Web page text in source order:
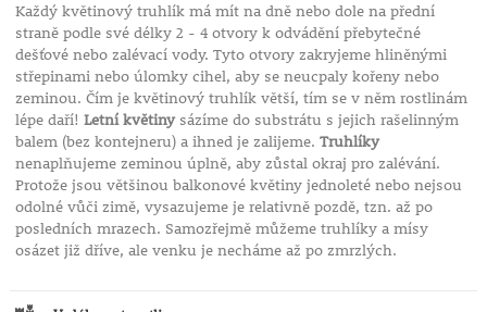
Každý květinový truhlík má mít na dně nebo dole na přední
straně podle své délky 2 - 4 otvory k odvádění přebytečné
dešťové nebo zalévací vody. Tyto otvory zakryjeme hliněnými
střepinami nebo úlomky cihel, aby se neucpaly kořeny nebo
zeminou. Čím je květinový truhlík větší, tím se v něm rostlinám
lépe daří! Letní květinysázíme do substrátu s jejich rašelinným
balem (bez kontejneru) a ihned je zalijeme. Truhlíky
nenaplňujeme zeminou úplně, aby zůstal okraj pro zalévání.
Protože jsou většinou balkonové květiny jednoleté nebo nejsou
odolné vůči zimě, vysazujeme je relativně pozdě, tzn. až po
posledních mrazech. Samozřejmě můžeme truhlíky a mísy
osázet již dříve, ale venku je necháme až po zmrzlých.